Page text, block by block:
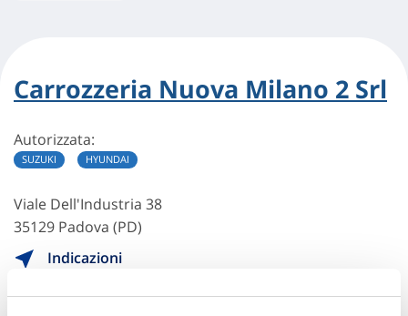
Carrozzeria Nuova Milano 2 Srl
Autorizzata:
SUZUKI HYUNDAI
Viale Dell'Industria 38
35129 Padova (PD)
Indicazioni
0498089529